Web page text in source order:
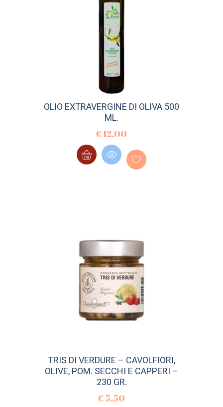
OLIO EXTRAVERGINE DI OLIVA 500
ML.
€12.00
TRIS DI VERDURE – CAVOLFIORI,
OLIVE, POM. SECCHI E CAPPERI –
230 GR.
€ 5.50